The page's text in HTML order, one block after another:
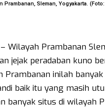
Prambanan, Sleman, Yogyakarta.
Wilayah Prambanan
jejak peradaban kuno
Prambanan inilah
baik itu yang masih
banyak situs di wilayah